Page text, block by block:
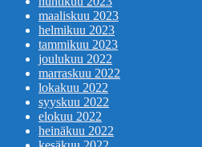
maaliskuu 2023
helmikuu 2023
tammikuu 2023
joulukuu 2022
marraskuu 2022
lokakuu 2022
syyskuu 2022
elokuu 2022
heinäkuu 2022